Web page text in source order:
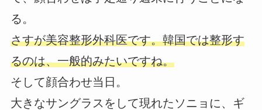
る。
さすが美容整形外科医です。韓国では整形す
るのは、一般的みたいですね。
そして顔合わせ当日。
大きなサングラスをして現れたソニョに、ギ